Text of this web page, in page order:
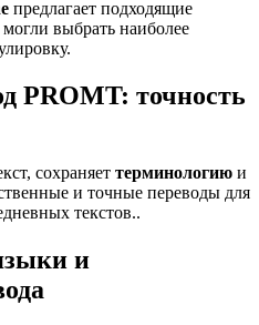
предлагает подходящие
выбрать наиболее
PROMT: точность
сохраняет терминологию и
и точные переводы для
текстов..
и